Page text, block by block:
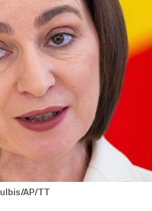
AP/TT